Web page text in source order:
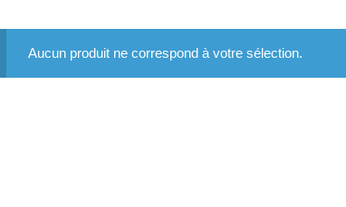
Aucun produit ne correspond à votre sélection.